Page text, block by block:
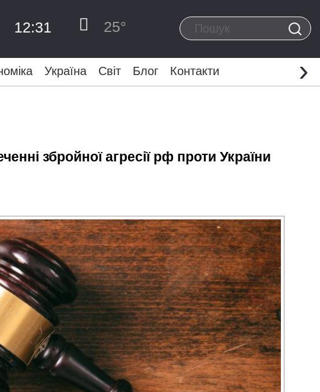
12:31 25°
Україна Світ Блог Контакти ›
збройної агресії рф проти України